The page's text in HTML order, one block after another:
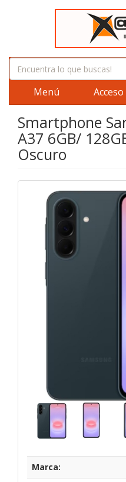
Menú Acceso
Smartphone
A37 6GB/
Oscuro
Marca: